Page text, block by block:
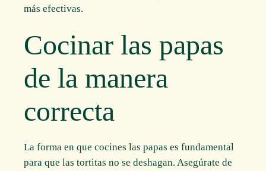
más efectivas.
Cocinar las papas
de la manera
correcta
La forma en que cocines las papas es fundamental
para que las tortitas no se deshagan. Asegúrate de